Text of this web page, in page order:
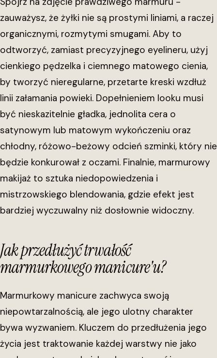
zauważysz, że żyłki nie są prostymi liniami, a raczej
organicznymi, rozmytymi smugami. Aby to
odtworzyć, zamiast precyzyjnego eyelineru, użyj
cienkiego pędzelka i ciemnego matowego cienia,
by tworzyć nieregularne, przetarte kreski wzdłuż
linii załamania powieki. Dopełnieniem looku musi
być nieskazitelnie gładka, jednolita cera o
satynowym lub matowym wykończeniu oraz
chłodny, różowo-beżowy odcień szminki, który nie
będzie konkurował z oczami. Finalnie, marmurowy
makijaż to sztuka niedopowiedzenia i
mistrzowskiego blendowania, gdzie efekt jest
bardziej wyczuwalny niż dosłownie widoczny.
Jak przedłużyć trwałość
marmurkowego manicure'u?
Marmurkowy manicure zachwyca swoją
niepowtarzalnością, ale jego ulotny charakter
bywa wyzwaniem. Kluczem do przedłużenia jego
życia jest traktowanie każdej warstwy nie jako